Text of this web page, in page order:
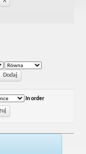
In order